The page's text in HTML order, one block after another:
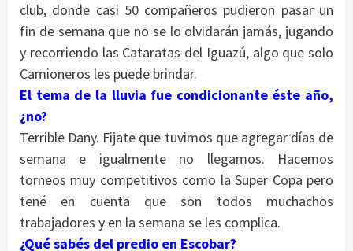
club, donde casi 50 compañeros pudieron pasar un
fin de semana que no se lo olvidarán jamás, jugando
y recorriendo las Cataratas del Iguazú, algo que solo
Camioneros les puede brindar.
El tema de la lluvia fue condicionante éste año,
¿no?
Terrible Dany. Fijate que tuvimos que agregar días de
semana e igualmente no llegamos. Hacemos
torneos muy competitivos como la Super Copa pero
tené en cuenta que son todos muchachos
trabajadores y en la semana se les complica.
¿Qué sabés del predio en Escobar?